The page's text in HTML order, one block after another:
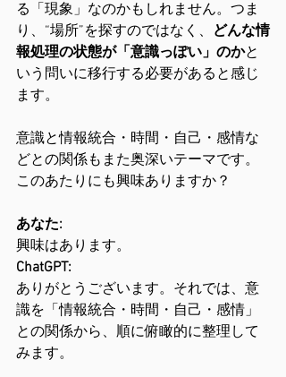
る「現象」なのかもしれません。つま
り、“場所”を探すのではなく、 どんな情
報処理の状態が「意識っぽい」のかと
いう問いに移行する必要があると感じ
ます。
意識と情報統合・時間・自己・感情な
どとの関係もまた奥深いテーマです。
このあたりにも興味ありますか？
あなた:
興味はあります。
ChatGPT:
ありがとうございます。それでは、意
識を「情報統合・時間・自己・感情」
との関係から、順に俯瞰的に整理して
みます。